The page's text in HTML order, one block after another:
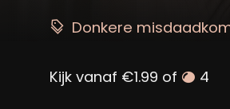
Donkere
Kijk vanaf €1.99 of 4